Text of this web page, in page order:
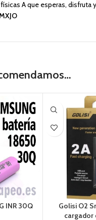
A que esperas, disfruta
INR 30Q
Golisi O2
cargador